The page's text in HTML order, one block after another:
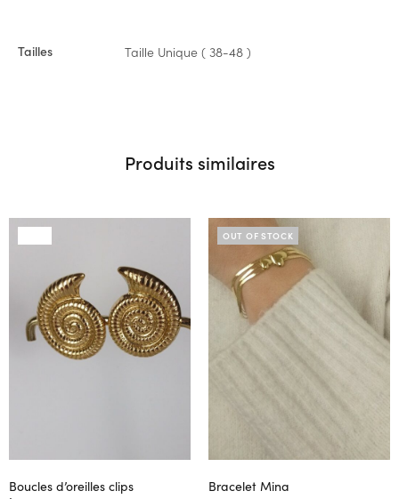
Tailles Taille Unique ( 38-48 )
Produits similaires
Boucles d’oreilles clips
OUT OF STOCK
Bracelet Mina